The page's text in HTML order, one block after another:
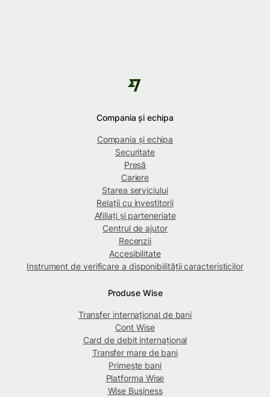
Compania și echipa
Compania și echipa
Securitate
Presă
Cariere
Starea serviciului
Relații cu investitorii
Afiliați și parteneriate
Centrul de ajutor
Recenzii
Accesibilitate
Instrument de verificare a disponibilității caracteristicilor
Produse Wise
Transfer internațional de bani
Cont Wise
Card de debit internațional
Transfer mare de bani
Primește bani
Platforma Wise
Wise Business